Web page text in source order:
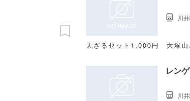
天ざるセット1,000円 大塚山
川
レン
川